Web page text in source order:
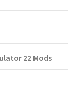
22 Mods